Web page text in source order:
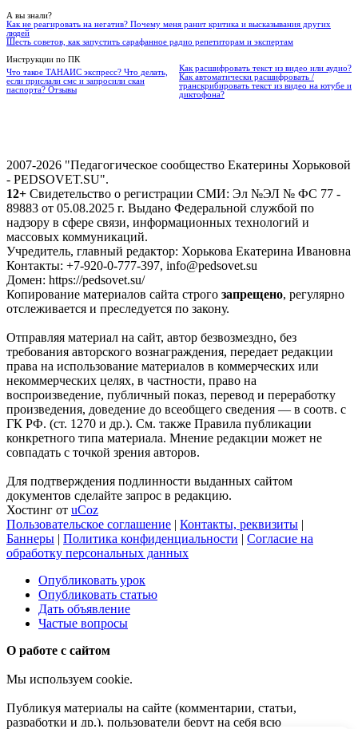
А вы знали?
Как не реагировать на негатив? Почему меня ранит критика и высказывания других
людей
Шесть советов, как запустить сарафанное радио репетиторам и экспертам
Инструкции по ПК
Что такое ТАНАИС экспресс? Что делать,
если прислали смс и запросили скан
паспорта? Отзывы
Как расшифровать текст из видео или аудио?
Как автоматически расшифровать /
транскрибировать текст из видео на ютубе и
диктофона?
2007-2026 "Педагогическое сообщество Екатерины Хорьковой
- PEDSOVET.SU".
12+ Свидетельство о регистрации СМИ: Эл №ЭЛ № ФС 77 -
89883 от 05.08.2025 г. Выдано Федеральной службой по
надзору в сфере связи, информационных технологий и
массовых коммуникаций.
Учредитель, главный редактор: Хорькова Екатерина Ивановна
Контакты: +7-920-0-777-397, info@pedsovet.su
Домен: https://pedsovet.su/
Копирование материалов сайта строго запрещено, регулярно
отслеживается и преследуется по закону.
Отправляя материал на сайт, автор безвозмездно, без
требования авторского вознаграждения, передает редакции
права на использование материалов в коммерческих или
некоммерческих целях, в частности, право на
воспроизведение, публичный показ, перевод и переработку
произведения, доведение до всеобщего сведения — в соотв. с
ГК РФ. (ст. 1270 и др.). См. также Правила публикации
конкретного типа материала. Мнение редакции может не
совпадать с точкой зрения авторов.
Для подтверждения подлинности выданных сайтом
документов сделайте запрос в редакцию.
Хостинг от uCoz
Пользовательское соглашение | Контакты, реквизиты |
Баннеры | Политика конфиденциальности | Согласие на
обработку персональных данных
Опубликовать урок
Опубликовать статью
Дать объявление
Частые вопросы
О работе с сайтом
Мы используем cookie.
Публикуя материалы на сайте (комментарии, статьи,
разработки и др.), пользователи берут на себя всю